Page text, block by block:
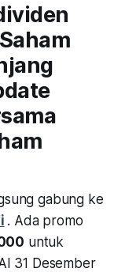
gabung ke
. Ada promo
untuk
31 Desember